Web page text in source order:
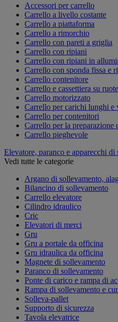
Accessori per carrello
Carrello a livello costante
Carrello a piattaforma
Carrello a rimorchio
Carrello con pareti a griglia
Carrello con ripiani
Carrello con ripiani in
Carrello con sponda fissa e
Carrello contenitore
Carrello e cassettiera su ruote
Carrello motorizzato
Carrello per carichi lunghi e
Carrello per contenitori
Carrello per la preparazione
Carrello pieghevole
Elevatore, paranco e apparecchi di
Vedi tutte le categorie
Argano di sollevamento,
Bilancino di sollevamento
Carrello elevatore
Cilindro idraulico
Cric
Elevatori di merci
Gru
Gru a portale da officina
Gru idraulica da officina
Magnete di sollevamento
Paranco di sollevamento
Ponte di carico e rampa di
Rampa di sollevamento e
Solleva-pallet
Supporto di sicurezza
Tavola elevatrice